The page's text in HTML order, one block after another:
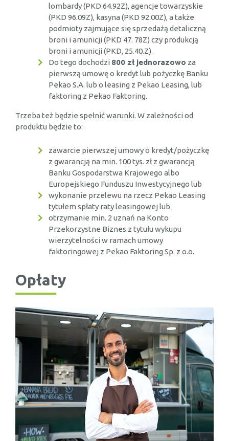
lombardy (PKD 64.92Z), agencje towarzyskie
(PKD 96.09Z), kasyna (PKD 92.00Z), a także
podmioty zajmujące się sprzedażą detaliczną
broni i amunicji (PKD 47. 78Z) czy produkcją
broni i amunicji (PKD, 25.40.Z).
Do tego dochodzi 800 zł jednorazowo za
pierwszą umowę o kredyt lub pożyczkę Banku
Pekao S.A. lub o leasing z Pekao Leasing, lub
faktoring z Pekao Faktoring.
Trzeba też będzie spełnić warunki. W zależności od
produktu będzie to:
zawarcie pierwszej umowy o kredyt/pożyczkę
z gwarancją na min. 100 tys. zł z gwarancją
Banku Gospodarstwa Krajowego albo
Europejskiego Funduszu Inwestycyjnego lub
wykonanie przelewu na rzecz Pekao Leasing
tytułem spłaty raty leasingowej lub
otrzymanie min. 2 uznań na Konto
Przekorzystne Biznes z tytułu wykupu
wierzytelności w ramach umowy
faktoringowej z Pekao Faktoring Sp. z o.o.
Opłaty